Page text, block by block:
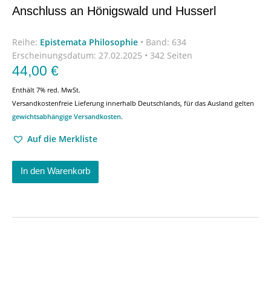
Anschluss an Hönigswald und Husserl
Reihe: Epistemata Philosophie • Band: 634
Erscheinungsdatum: 27.02.2025 • 342 Seiten
44,00 €
Enthält 7% red. MwSt.
Versandkostenfreie Lieferung innerhalb Deutschlands, für das Ausland gelten
gewichtsabhängige Versandkosten.
Auf die Merkliste
In den Warenkorb